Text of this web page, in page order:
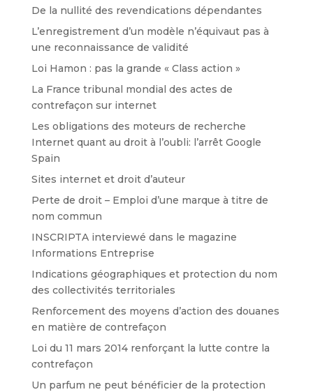
De la nullité des revendications dépendantes
L’enregistrement d’un modèle n’équivaut pas à
une reconnaissance de validité
Loi Hamon : pas la grande « Class action »
La France tribunal mondial des actes de
contrefaçon sur internet
Les obligations des moteurs de recherche
Internet quant au droit à l’oubli: l’arrêt Google
Spain
Sites internet et droit d’auteur
Perte de droit – Emploi d’une marque à titre de
nom commun
INSCRIPTA interviewé dans le magazine
Informations Entreprise
Indications géographiques et protection du nom
des collectivités territoriales
Renforcement des moyens d’action des douanes
en matière de contrefaçon
Loi du 11 mars 2014 renforçant la lutte contre la
contrefaçon
Un parfum ne peut bénéficier de la protection